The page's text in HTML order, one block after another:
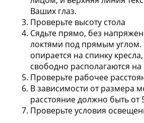
Ваших глаз.
Проверьте высоту стола
Сядьте прямо, без
локтями под прямым
опирается на спинку
свободно располагаются на
Проверьте рабочее
В зависимости от размера
расстояние должно быть от
Проверьте условия